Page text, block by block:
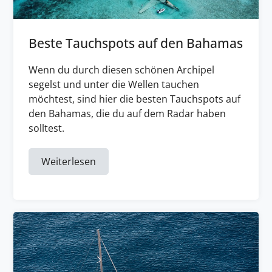
Beste Tauchspots auf den Bahamas
Wenn du durch diesen schönen Archipel
segelst und unter die Wellen tauchen
möchtest, sind hier die besten Tauchspots auf
den Bahamas, die du auf dem Radar haben
solltest.
Weiterlesen